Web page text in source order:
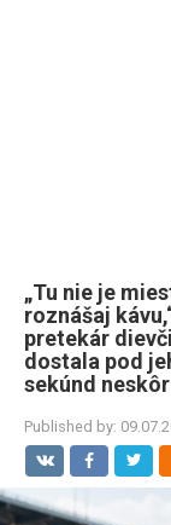
„Tu nie je
roznášaj
pretekár
dostala pod
sekúnd
Published by: